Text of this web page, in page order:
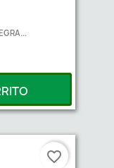
favorite_border